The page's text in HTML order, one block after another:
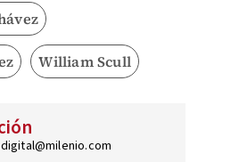
William Scull